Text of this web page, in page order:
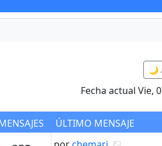
🌙
Fecha actual Vie,
ÚLTIMO MENSAJE